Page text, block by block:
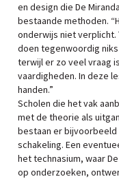
en design die De
bestaande methoden.
onderwijs niet verplicht.
doen tegenwoordig
terwijl er zo veel vraag
vaardigheden. In deze
handen.”
Scholen die het vak
met de theorie als
bestaan er
schakeling. Een
het technasium, waar
op onderzoeken,